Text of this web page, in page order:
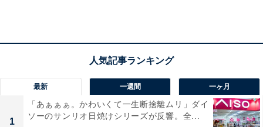
最新 一週間 一ヶ月
1
「あぁぁぁ。かわいくて一生断捨離ムリ」ダイ
ソーのサンリオ日焼けシリーズが反響。全...